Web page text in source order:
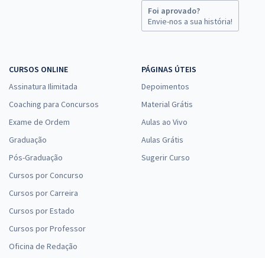
Foi aprovado?
Envie-nos a sua história!
CURSOS ONLINE
Assinatura Ilimitada
Coaching para Concursos
Exame de Ordem
Graduação
Pós-Graduação
Cursos por Concurso
Cursos por Carreira
Cursos por Estado
Cursos por Professor
Oficina de Redação
PÁGINAS ÚTEIS
Depoimentos
Material Grátis
Aulas ao Vivo
Aulas Grátis
Sugerir Curso